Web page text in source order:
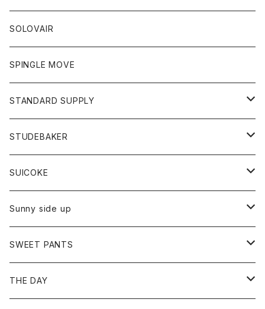
ワンピース
Tシャツ
トレーナー
ボトム
ショートパンツ
スカート
レディース
スカート
Tシャツ
アクセサリー
バック
コート
ネクタイ
グローブ
アクセサリー
トップス
カットソー
カーディガン
ボトム
ショートパンツ
パンツ
レディース
カットソー
カーディガン
ジーンズ
チノパン
トップス
ポロシャツ
ベスト
靴
靴
ワンピース
トップス
カットソー
ボトム
パンツ
オーバーオール
SOLOVAIR
SPINGLE MOVE
STANDARD SUPPLY
財布
バッグ
STUDEBAKER
アクセサリー
ブレスレット
リング
SUICOKE
ブーツ
サンダル
Sunny side up
アウター
Ｇジャン
ボトム
SWEET PANTS
ボトム
THE DAY